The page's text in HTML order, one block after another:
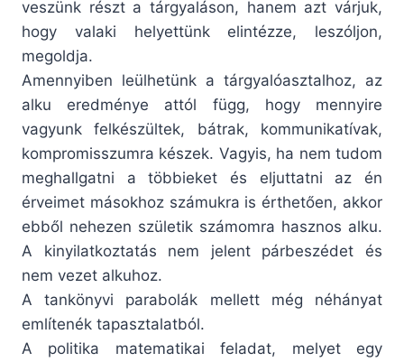
veszünk részt a tárgyaláson, hanem azt várjuk,
hogy valaki helyettünk elintézze, leszóljon,
megoldja.
Amennyiben leülhetünk a tárgyalóasztalhoz, az
alku eredménye attól függ, hogy mennyire
vagyunk felkészültek, bátrak, kommunikatívak,
kompromisszumra készek. Vagyis, ha nem tudom
meghallgatni a többieket és eljuttatni az én
érveimet másokhoz számukra is érthetően, akkor
ebből nehezen születik számomra hasznos alku.
A kinyilatkoztatás nem jelent párbeszédet és
nem vezet alkuhoz.
A tankönyvi parabolák mellett még néhányat
említenék tapasztalatból.
A politika matematikai feladat, melyet egy